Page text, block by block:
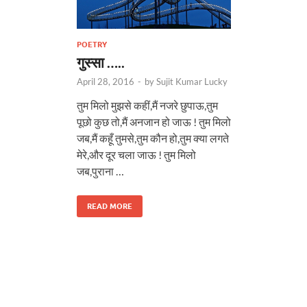
POETRY
गुस्सा …..
April 28, 2016 - bySujit Kumar Lucky
तुम मिलो मुझसे कहीं,मैं नजरे छुपाऊ,तुम
पूछो कुछ तो,मैं अनजान हो जाऊ ! तुम मिलो
जब,मैं कहूँ तुमसे,तुम कौन हो,तुम क्या लगते
मेरे,और दूर चला जाऊ ! तुम मिलो
जब,पुराना …
READ MORE